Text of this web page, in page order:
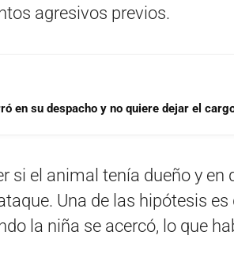
agresivos previos.
en su despacho y no quiere dejar el
si el animal tenía dueño y en
Una de las hipótesis es
la niña se acercó, lo que